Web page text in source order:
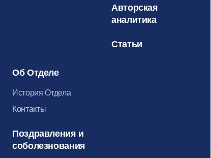
Авторская
аналитика
Статьи
Об Отделе
История Отдела
Контакты
Поздравления и
соболезнования